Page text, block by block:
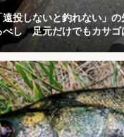
遠投しないと釣れない」の
べし 足元だけでもカサゴ